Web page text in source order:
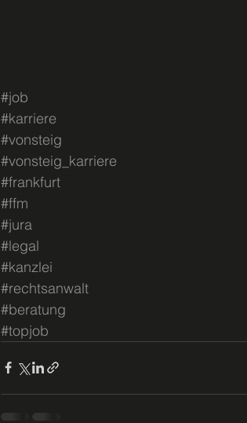
#job
#karriere
#vonsteig
#vonsteig_karriere
#frankfurt
#ffm
#jura
#legal
#kanzlei
#rechtsanwalt
#beratung
#topjob